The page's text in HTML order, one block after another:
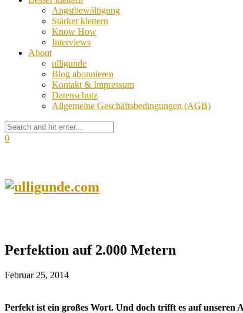
Angstbewältigung
Stärker klettern
Know How
Interviews
About
ulligunde
Blog abonnieren
Kontakt & Impressum
Datenschutz
Allgemeine Geschäftsbedingungen (AGB)
0
Perfektion auf 2.000 Metern
Februar 25, 2014
Perfekt ist ein großes Wort. Und doch trifft es auf unseren